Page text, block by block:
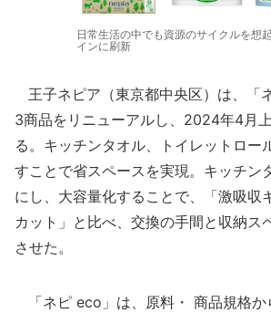
日常生活の中でも資源のサイクルを想
インに刷新
王子ネピア（東京都中央区）は、「
3商品をリニューアルし、2024年4月
る。キッチンタオル、トイレットロー
すことで省スペースを実現。キッチン
にし、大容量化することで、「激吸収
カット」と比べ、交換の手間と収納ス
させた。
「ネピ eco」は、原料・ 商品規格か